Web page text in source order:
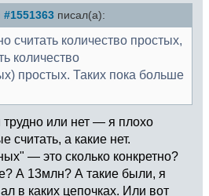
писал(а):
считать количество простых,
количество
простых. Таких пока больше
или нет — я плохо
считать, а какие нет.
— это сколько конкретно?
А 13млн? А такие были, я
в каких цепочках. Или вот